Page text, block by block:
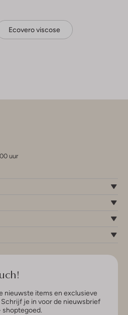
Ecovero viscose
uur
nieuwste items en exclusieve
Schrijf je in voor de nieuwsbrief
shoptegoed.